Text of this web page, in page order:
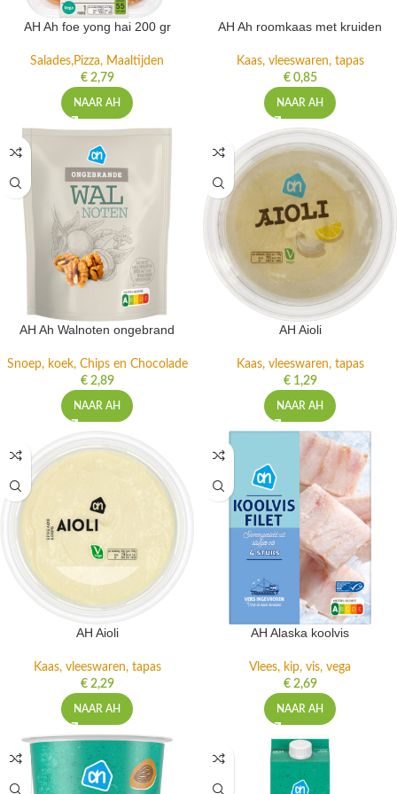
AH Ah foe yong hai 200 gr
Salades,Pizza, Maaltijden
€2,79
NAAR AH
AH Ah roomkaas met kruiden
Kaas, vleeswaren, tapas
€0,85
NAAR AH
AH Ah Walnoten ongebrand
Snoep, koek, Chips en Chocolade
€2,89
NAAR AH
AH Aioli
Kaas, vleeswaren, tapas
€1,29
NAAR AH
AH Aioli
Kaas, vleeswaren, tapas
€2,29
NAAR AH
AH Alaska koolvis
Vlees, kip, vis, vega
€2,69
NAAR AH